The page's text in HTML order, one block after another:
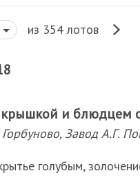
из 354 лотов
и блюдцем
Горбуново, Завод А.Г.
голубым,